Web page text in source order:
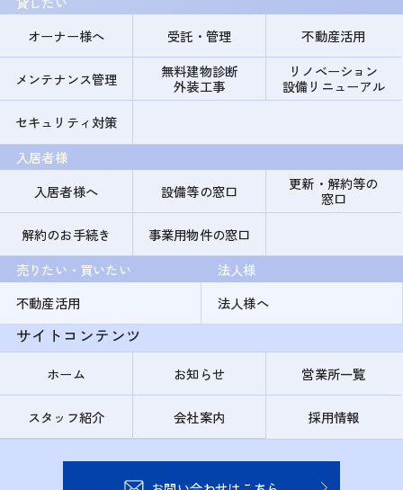
オーナー様へ
受託・管理 不動産活用
メンテナンス管理
無料建物診断
外装工事
リノベーション
設備リニューアル
セキュリティ対策
入居者様
入居者様へ
設備等の窓口
更新・解約等の
窓口
解約のお手続き
事業用物件の窓口
売りたい・買いたい
不動産活用
法人様
法人様へ
サイトコンテンツ
ホーム お知らせ 営業所一覧
スタッフ紹介 会社案内 採用情報